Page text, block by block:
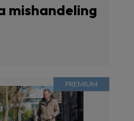
mishandeling